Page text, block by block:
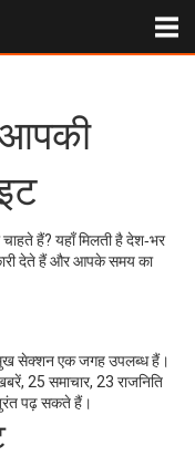
हैं? यहाँ मिलती है देश‑भर
देते हैं और आपके समय का
सेक्शन एक जगह उपलब्ध हैं।
25 समाचार, 23 राजनिति
पढ़ सकते हैं।